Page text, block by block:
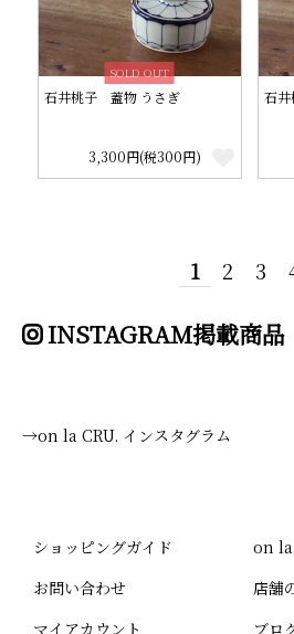
SOLD OUT
石井桃子 蓋物 うさぎ
3,300円(税300円)
石
1 2 3
INSTAGRAM掲載商品
→on la CRU. インスタグラム
ショッピングガイド
お問い合わせ
マイアカウント
on la
店舗
ブロ